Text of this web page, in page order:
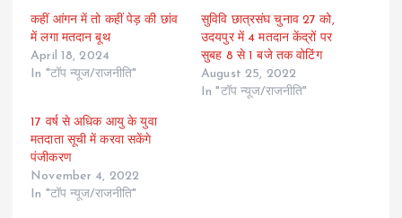
कहीं आंगन में तो कहीं पेड़ की छांव
में लगा मतदान बूथ
April 18, 2024
In "टॉप न्यूज/राजनीति"
सुविवि छात्रसंघ चुनाव 27 को,
उदयपुर में 4 मतदान केंद्रों पर
सुबह 8 से 1 बजे तक वोटिंग
August 25, 2022
In "टॉप न्यूज/राजनीति"
17 वर्ष से अधिक आयु के युवा
मतदाता सूची में करवा सकेंगे
पंजीकरण
November 4, 2022
In "टॉप न्यूज/राजनीति"